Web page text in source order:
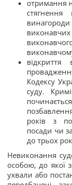
отримання
виконавчих
відкриття
Кодексу
суду.
років з
посади чи
до трьох
Невиконання
особою, до якої
ухвали або